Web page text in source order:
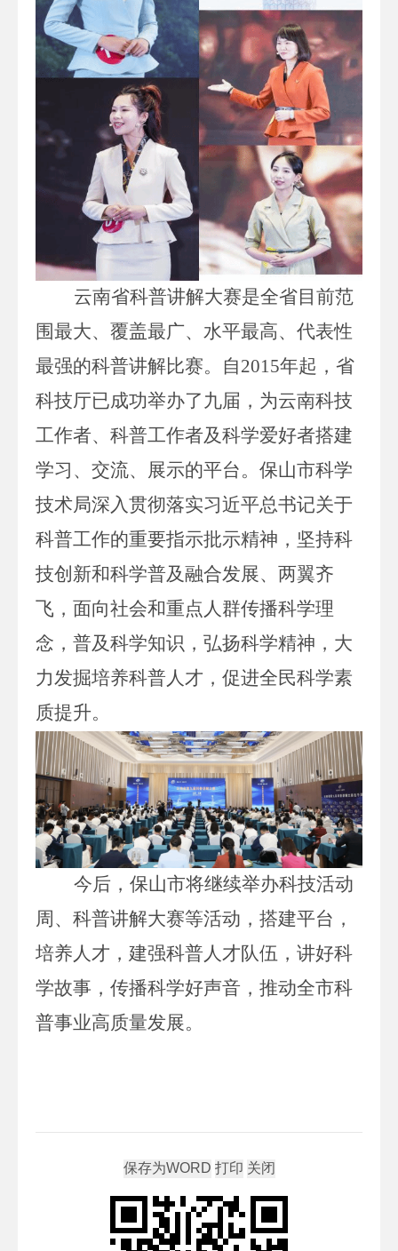
云南省科普讲解大赛是全省目前范
围最大、覆盖最广、水平最高、代表性
最强的科普讲解比赛。自2015年起， 省
科技厅已成功举办了 九届，为云南科技
工作者、科普工作者及科学爱好者搭建
学习、交流、展示的平台。 保山市科学
技术局深入贯彻落实习近平总书记关于
科普工作的重要指示批示精神，坚持科
技创新和科学普及融合发展、两翼齐
飞，面向社会和重点人群传播科学理
念，普及科学知识，弘扬科学精神，大
力发掘培养科普人才，促进全民科学素
质提升。
今后， 保山市将继续举办科技活动
周、 科普讲解大赛等活动，搭建平台，
培养人才，建强科普人才队伍，讲好科
学故事，传播科学好声音，推动全市科
普事业高质量发展。